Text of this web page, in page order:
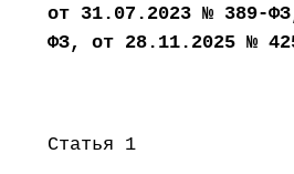
от 31.07.2023 № 389-
ФЗ, от 28.11.2025 №
Статья 1